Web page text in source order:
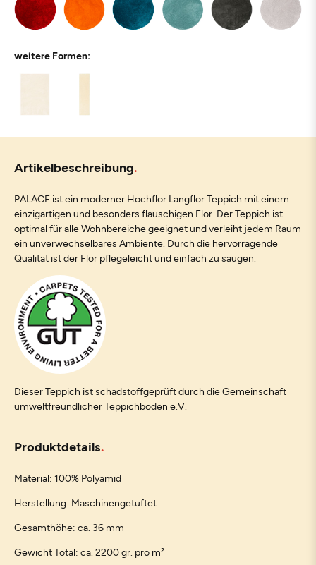
weitere Formen:
Artikelbeschreibung
PALACE ist ein moderner Hochflor Langflor Teppich mit einem
einzigartigen und besonders flauschigen Flor. Der Teppich ist
optimal für alle Wohnbereiche geeignet und verleiht jedem Raum
ein unverwechselbares Ambiente. Durch die hervorragende
Qualität ist der Flor pflegeleicht und einfach zu saugen.
Dieser Teppich ist schadstoffgeprüft durch die Gemeinschaft
umweltfreundlicher Teppichboden e.V.
Produktdetails
Material: 100% Polyamid
Herstellung: Maschinengetuftet
Gesamthöhe: ca. 36 mm
Gewicht Total: ca. 2200 gr. pro m²